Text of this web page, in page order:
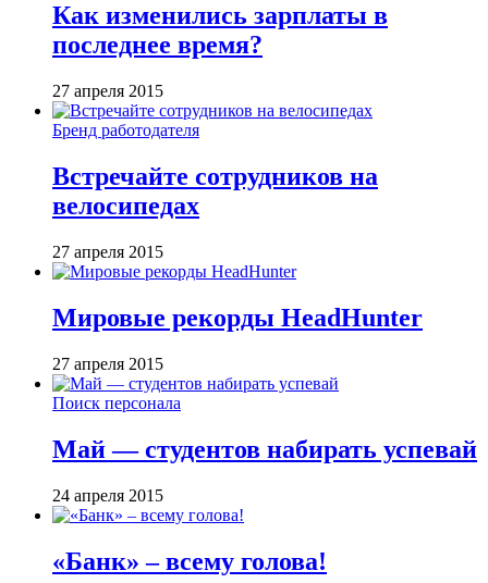
Как изменились зарплаты в
последнее время?
27 апреля 2015
Бренд работодателя
Встречайте сотрудников на
велосипедах
27 апреля 2015
Мировые рекорды HeadHunter
27 апреля 2015
Поиск персонала
Май — студентов набирать успевай
24 апреля 2015
«Банк» – всему голова!